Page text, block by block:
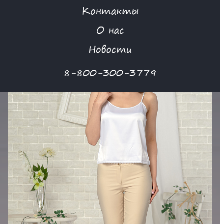
Контакты
О нас
Новости
8-800-300-3779